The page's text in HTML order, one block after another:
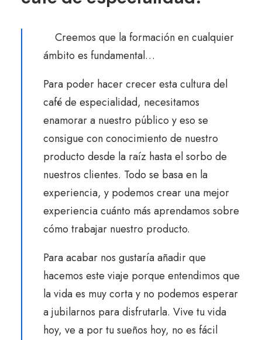
Creemos que la formación en cualquier
ámbito es fundamental…
Para poder hacer crecer esta cultura del
café de especialidad, necesitamos
enamorar a nuestro público y eso se
consigue con conocimiento de nuestro
producto desde la raíz hasta el sorbo de
nuestros clientes. Todo se basa en la
experiencia, y podemos crear una mejor
experiencia cuánto más aprendamos sobre
cómo trabajar nuestro producto.
Para acabar nos gustaría añadir que
hacemos este viaje porque entendimos que
la vida es muy corta y no podemos esperar
a jubilarnos para disfrutarla. Vive tu vida
hoy, ve a por tu sueños hoy, no es fácil